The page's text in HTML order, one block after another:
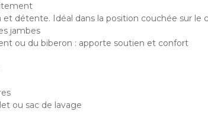
détente. Idéal dans la position couchée sur le
jambes
ou du biberon : apporte soutien et confort
ou sac de lavage